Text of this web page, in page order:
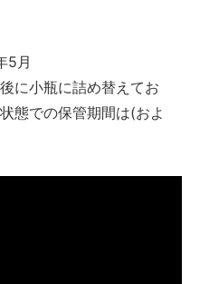
5月
に小瓶に詰め替えてお
態での保管期間は(およ